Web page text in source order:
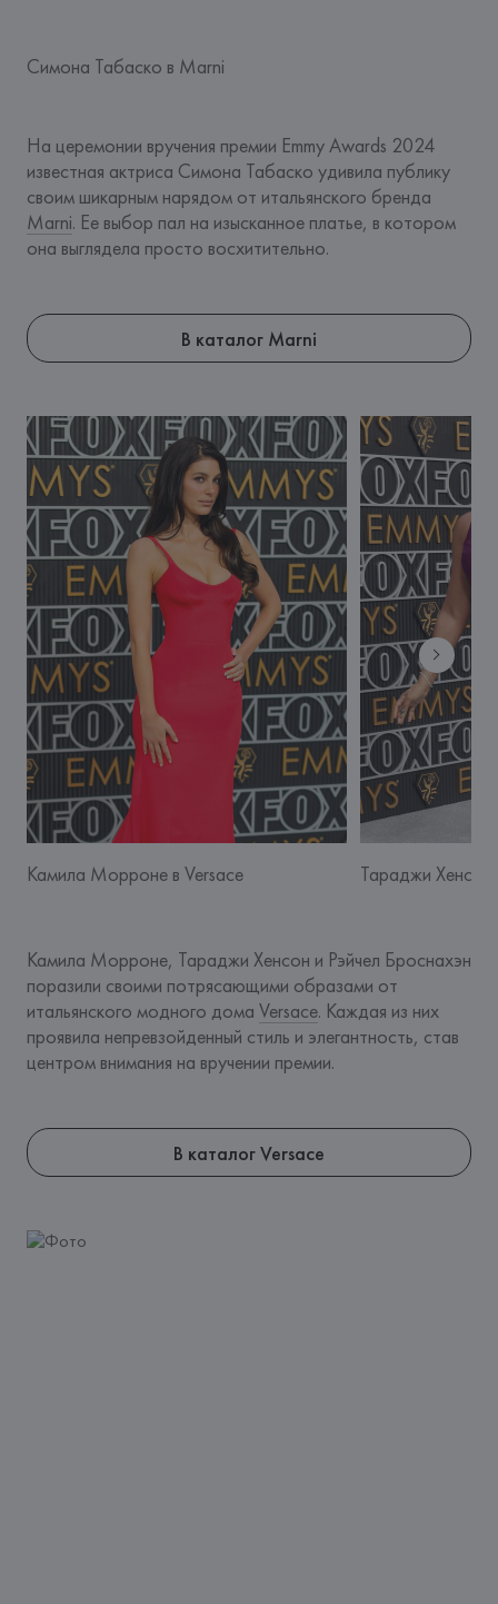
Симона Табаско в Marni
На церемонии вручения премии Emmy Awards 2024
известная актриса Симона Табаско удивила публику
Marni. Ее выбор пал на изысканное платье, в котором
она выглядела просто восхитительно.
В каталог Marni
Камила Морроне в Versace Тараджи Хенсон
Камила Морроне, Тараджи Хенсон и Рэйчел Броснахэн
поразили своими потрясающими образами от
итальянского модного дома Versace. Каждая из них
проявила непревзойденный стиль и элегантность, став
центром внимания на вручении премии.
В каталог Versace